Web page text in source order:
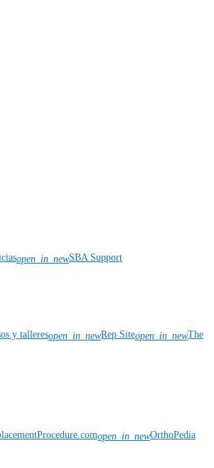
open_in_newSBA Support
y talleresopen_in_newRep Siteopen_in_newThe
open_in_newOrthoPedia